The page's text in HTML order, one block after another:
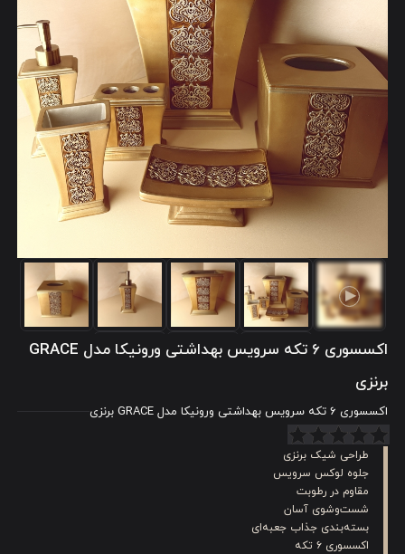
اکسسوری 6 تکه سرویس بهداشتی ورونیکا مدل GRACE
برنزی
اکسسوری 6 تکه سرویس بهداشتی ورونیکا مدل GRACE برنزی
طراحی شیک برنزی
جلوه لوکس سرویس
مقاوم در رطوبت
شست‌وشوی آسان
بسته‌بندی جذاب جعبه‌ای
اکسسوری ۶ تکه